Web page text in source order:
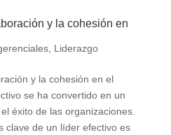
y la cohesión en
, Liderazgo
y la cohesión en el
se ha convertido en un
éxito de las organizaciones.
clave de un líder efectivo es